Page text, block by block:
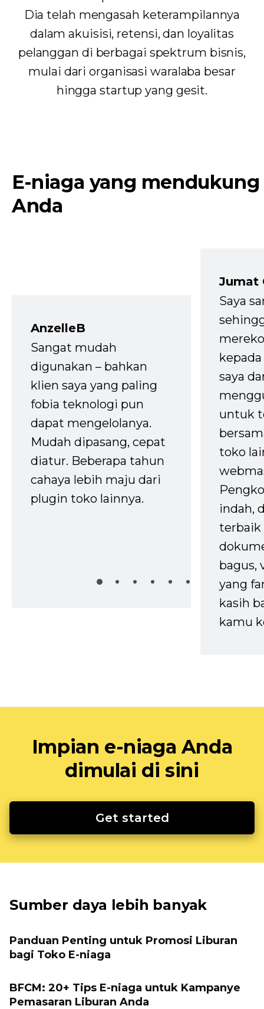
Dia telah mengasah keterampilannya
dalam akuisisi, retensi, dan loyalitas
pelanggan di berbagai spektrum bisnis,
mulai dari organisasi waralaba besar
hingga startup yang gesit.
E-niaga yang mendukung
Anda
AnzelleB
Sangat mudah
digunakan – bahkan
klien saya yang paling
fobia teknologi pun
dapat mengelolanya.
Mudah dipasang, cepat
diatur. Beberapa tahun
cahaya lebih maju dari
plugin toko lainnya.
Jumat
Saya
saya
untuk
toko
indah,
terbaik
bagus,
yang
kasih
kamu
Impian e-niaga Anda
dimulai di sini
Get started
Sumber daya lebih banyak
Panduan Penting untuk Promosi Liburan
bagi Toko E-niaga
BFCM: 20+ Tips E-niaga untuk Kampanye
Pemasaran Liburan Anda